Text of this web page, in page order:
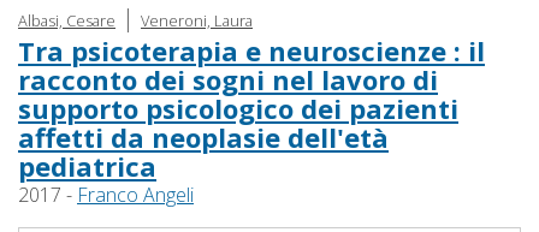
Albasi, Cesare | Veneroni, Laura
Tra psicoterapia e neuroscienze : il
racconto dei sogni nel lavoro di
supporto psicologico dei pazienti
affetti da neoplasie dell'età
pediatrica
2017 - Franco Angeli